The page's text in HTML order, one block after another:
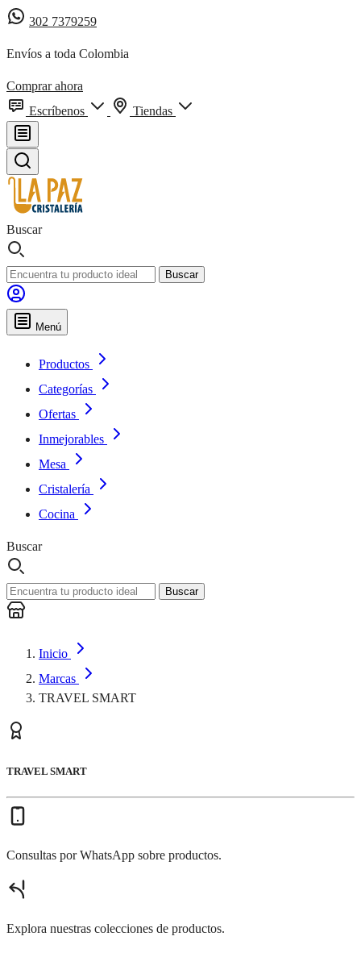
302 7379259
Envíos a toda Colombia
Comprar ahora
Escríbenos
Tiendas
Buscar
Buscar
Menú
Productos
Categorías
Ofertas
Inmejorables
Mesa
Cristalería
Cocina
Buscar
Buscar
Inicio
Marcas
TRAVEL SMART
TRAVEL SMART
Consultas por WhatsApp sobre productos.
Explora nuestras colecciones de productos.